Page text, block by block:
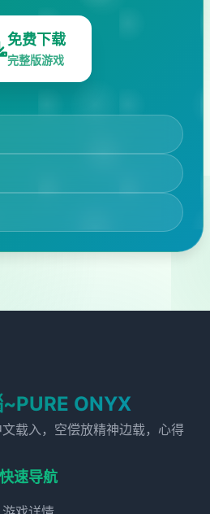
免费下载
完整版游戏
ONYX
载入，空偿放精神边载，心得
快速导航